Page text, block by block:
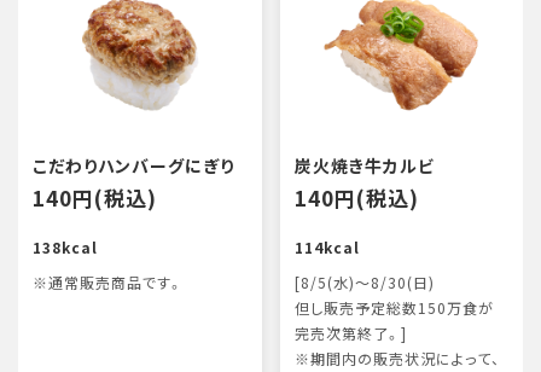
こだわりハンバーグにぎり
140円(税込)
138kcal
※通常販売商品です。
炭火焼き牛カルビ
140円(税込)
114kcal
[8/5(水)～8/30(日)
但し販売予定総数150万食が
完売次第終了。]
※期間内の販売状況によって、